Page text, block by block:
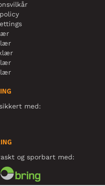
med:
og sporbart med: